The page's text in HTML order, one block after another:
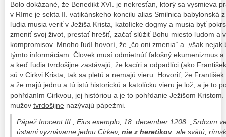
Bolo dokázané, že Benedikt XVI. je nekresťan, ktorý sa vysmieva
v Ríme je sekta II. vatikánskeho koncilu alias Smilnica babylonská
ľudia musia veriť v Ježiša Krista, katolícke dogmy a musia byť
zmeniť svoj život, prestať hrešiť, začať slúžiť Bohu miesto ľudom a
kompromisov. Mnoho ľudí hovorí, že „čo oni zmenia“ a „však
týmto informáciam. Človek musí odmietnúť falošný ekumenizmus
a keď ľudia tvrdošijne zastávajú, že kacíri a odpadlíci (ako
sú v Cirkvi Krista, tak sa pletú a nemajú vieru. Hovoriť, že
a že majú jednu a tú istú historickú a katolícku vieru je lož, a je to
pohŕdaním Cirkvou, jej históriou a je to pohŕdanie Ježišom
mužov tvrdošijne nazývajú pápežmi.
Pápež Inocent III., Eius exemplo, 18. december 1208: „Srdcom
ústami vyznávame jednu Cirkev, nie z heretikov, ale svätú,